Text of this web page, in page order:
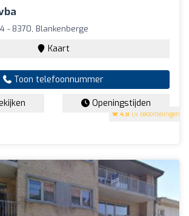
4.8 (9 beoordelingen)
- 8370, Blankenberge
Kaart
Toon telefoonnummer
Openingstijden